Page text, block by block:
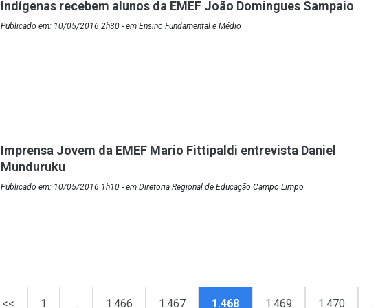
Indígenas recebem alunos da EMEF João Domingues Sampaio
Publicado em: 10/05/2016 2h30 - em Ensino Fundamental e Médio
Imprensa Jovem da EMEF Mario Fittipaldi entrevista Daniel
Munduruku
Publicado em: 10/05/2016 1h10 - em Diretoria Regional de Educação Campo Limpo
<< 1 … 1.466 1.467 1.468 1.469 1.470 …